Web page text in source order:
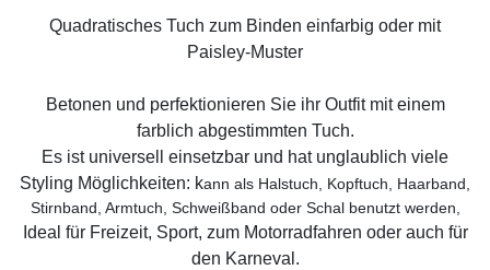
Quadratisches Tuch zum Binden einfarbig oder mit
Paisley-Muster
Betonen und perfektionieren Sie ihr Outfit mit einem
farblich abgestimmten Tuch.
Es ist universell einsetzbar und hat unglaublich viele
Styling Möglichkeiten: kann als Halstuch, Kopftuch, Haarband,
Stirnband, Armtuch, Schweißband oder Schal benutzt werden,
Ideal für Freizeit, Sport, zum Motorradfahren oder auch für
den Karneval.